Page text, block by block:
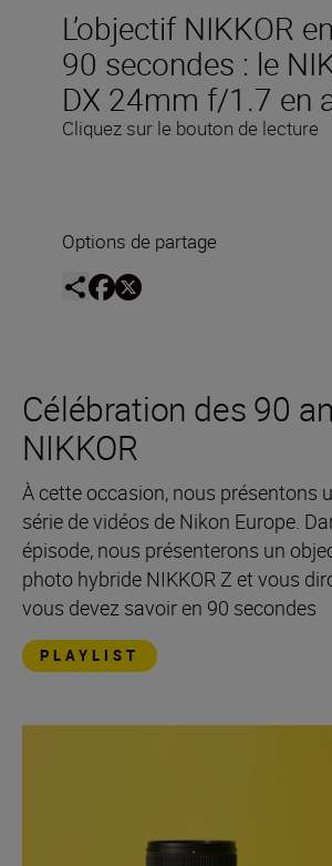
L’objectif NIKKOR en
90 secondes : le
DX 24mm f/1.7 en
Cliquez sur le bouton de lecture
Options de partage
Célébration des 90
NIKKOR
À cette occasion, nous présentons
série de vidéos de Nikon Europe.
épisode, nous présenterons un
photo hybride NIKKOR Z et vous
vous devez savoir en 90 secondes
PLAYLIST